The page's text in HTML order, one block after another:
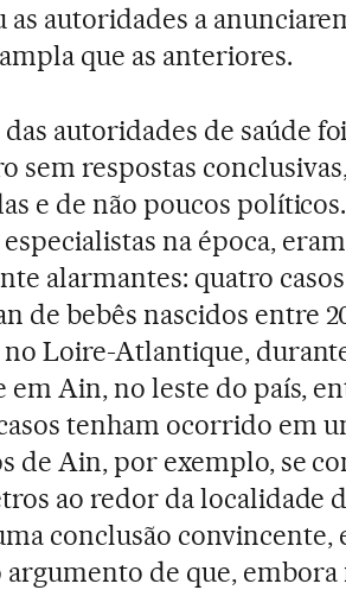
autoridades a
que as anteriores.
autoridades de saúde
sem respostas
e de não poucos
na época,
alarmantes: quatro
de bebês nascidos entre
Loire-Atlantique,
em Ain, no leste do país,
tenham ocorrido em
de Ain, por exemplo, se
ao redor da localidade
conclusão convincente,
de que, embora